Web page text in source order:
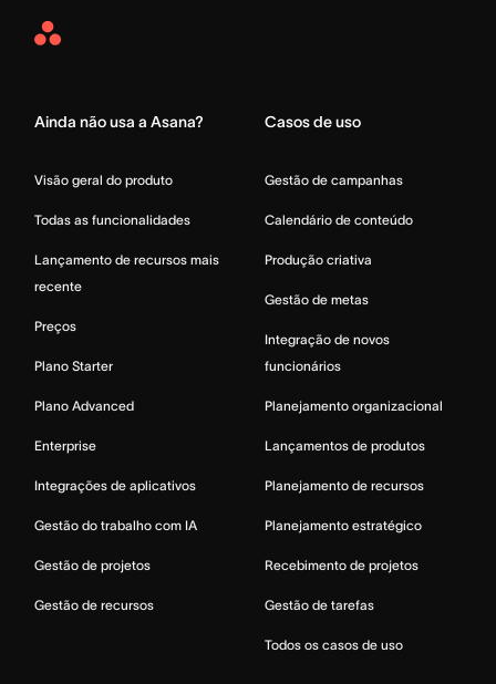
Asana
Ainda não usa a Asana?
Visão geral do produto
Todas as funcionalidades
Lançamento de recursos mais
recente
Preços
Plano Starter
Plano Advanced
Enterprise
Integrações de aplicativos
Gestão do trabalho com IA
Gestão de projetos
Gestão de recursos
Casos de uso
Gestão de campanhas
Calendário de conteúdo
Produção criativa
Gestão de metas
Integração de novos
funcionários
Planejamento organizacional
Lançamentos de produtos
Planejamento de recursos
Planejamento estratégico
Recebimento de projetos
Gestão de tarefas
Todos os casos de uso